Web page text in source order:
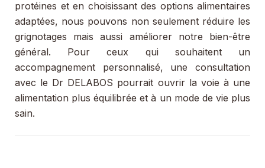
protéines et en choisissant des options alimentaires
adaptées, nous pouvons non seulement réduire les
grignotages mais aussi améliorer notre bien-être
général. Pour ceux qui souhaitent un
accompagnement personnalisé, une consultation
avec le Dr DELABOS pourrait ouvrir la voie à une
alimentation plus équilibrée et à un mode de vie plus
sain.